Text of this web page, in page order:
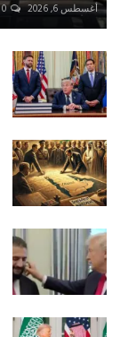
أغسطس 6, 2026 0